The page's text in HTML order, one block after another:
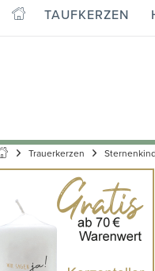
TAUFKERZEN
Trauerkerzen